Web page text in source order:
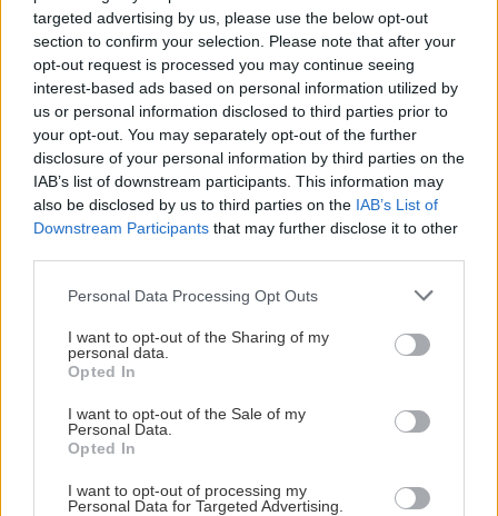
targeted advertising by us, please use the below opt-out
section to confirm your selection. Please note that after your
opt-out request is processed you may continue seeing
interest-based ads based on personal information utilized by
us or personal information disclosed to third parties prior to
your opt-out. You may separately opt-out of the further
disclosure of your personal information by third parties on the
IAB’s list of downstream participants. This information may
also be disclosed by us to third parties on the IAB’s List of
Downstream Participants that may further disclose it to other
Personal Data Processing Opt Outs
I want to opt-out of the Sharing of my
personal data.
Opted In
I want to opt-out of the Sale of my
Personal Data.
Opted In
I want to opt-out of processing my
Personal Data for Targeted Advertising.
Διαβάστε επίσης:
Ξεκινούν τα ραντεβού για την 3η δόση του εμβολίου -
Δείτε για ποιους
Ηράκλειο: Θρήνος για τον Χρήστο και τον Μαρίνο -
Συγκλονίζει η νέα τραγωδία
μάθετε πρώτοι όλες τις ειδήσεις για την Κρήτη
και όχι μόνο.
Κυριάκος Μητσοτάκης Φαρμακεία
Σούπερ Μάρκετ
Κορωνοϊός
Εστίαση